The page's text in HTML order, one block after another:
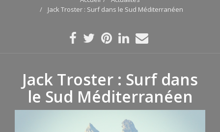
Jack Troster : Surf dans le Sud Méditerranéen
Jack Troster : Surf dans
le Sud Méditerranéen